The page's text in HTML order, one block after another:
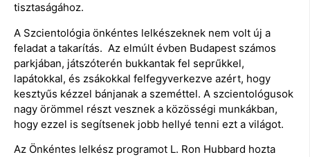
tisztaságához.
A Szcientológia önkéntes lelkészeknek nem volt új a
feladat a takarítás. Az elmúlt évben Budapest számos
parkjában, játszóterén bukkantak fel seprűkkel,
lapátokkal, és zsákokkal felfegyverkezve azért, hogy
kesztyűs kézzel bánjanak a szeméttel. A szcientológusok
nagy örömmel részt vesznek a közösségi munkákban,
hogy ezzel is segítsenek jobb hellyé tenni ezt a világot.
Az Önkéntes lelkész programot L. Ron Hubbard hozta